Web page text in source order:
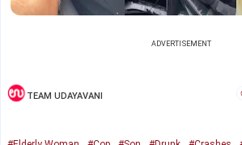
ADVERTISEMENT
TEAM UDAYAVANI